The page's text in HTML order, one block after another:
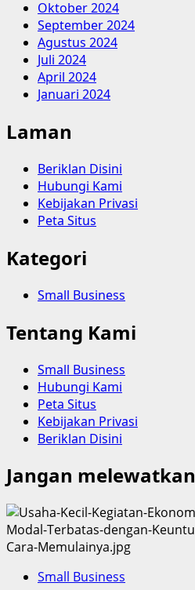
Oktober 2024
September 2024
Agustus 2024
Juli 2024
April 2024
Januari 2024
Laman
Beriklan Disini
Hubungi Kami
Kebijakan Privasi
Peta Situs
Kategori
Small Business
Tentang Kami
Small Business
Hubungi Kami
Peta Situs
Kebijakan Privasi
Beriklan Disini
Jangan melewatkan
Small Business